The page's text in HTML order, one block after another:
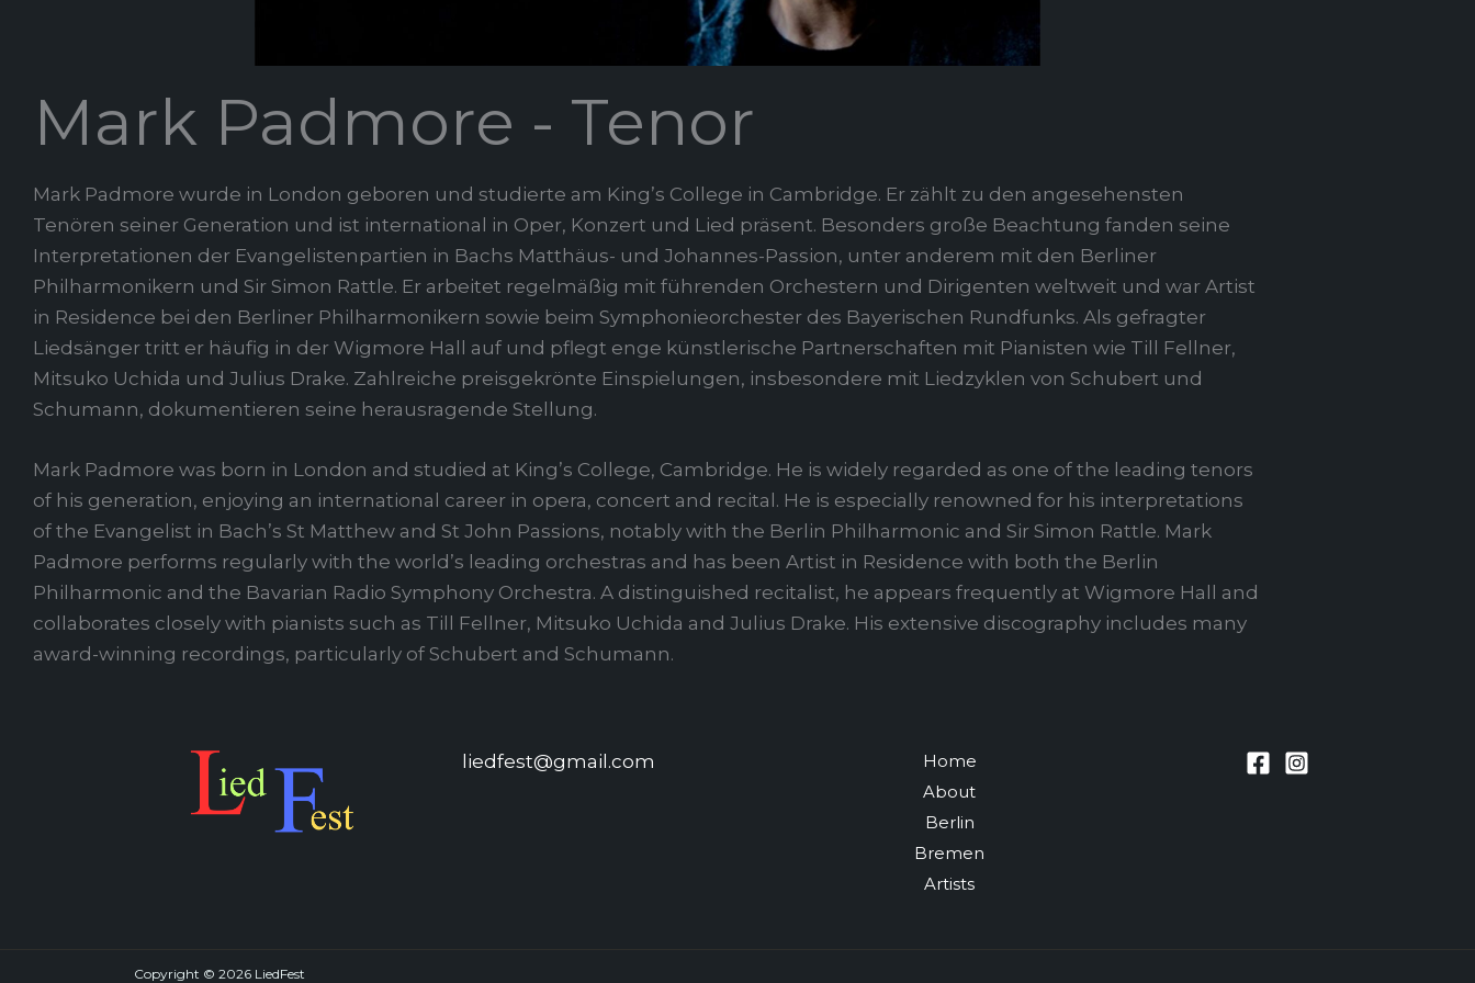
Mark Padmore - Tenor
Mark Padmore wurde in London geboren und studierte am King’s College in Cambridge. Er zählt zu den angesehensten
Tenören seiner Generation und ist international in Oper, Konzert und Lied präsent. Besonders große Beachtung fanden seine
Interpretationen der Evangelistenpartien in Bachs Matthäus- und Johannes-Passion, unter anderem mit den Berliner
Philharmonikern und Sir Simon Rattle. Er arbeitet regelmäßig mit führenden Orchestern und Dirigenten weltweit und war Artist
in Residence bei den Berliner Philharmonikern sowie beim Symphonieorchester des Bayerischen Rundfunks. Als gefragter
Liedsänger tritt er häufig in der Wigmore Hall auf und pflegt enge künstlerische Partnerschaften mit Pianisten wie Till Fellner,
Mitsuko Uchida und Julius Drake. Zahlreiche preisgekrönte Einspielungen, insbesondere mit Liedzyklen von Schubert und
Schumann, dokumentieren seine herausragende Stellung.
Mark Padmore was born in London and studied at King’s College, Cambridge. He is widely regarded as one of the leading tenors
of his generation, enjoying an international career in opera, concert and recital. He is especially renowned for his interpretations
of the Evangelist in Bach’s St Matthew and St John Passions, notably with the Berlin Philharmonic and Sir Simon Rattle. Mark
Padmore performs regularly with the world’s leading orchestras and has been Artist in Residence with both the Berlin
Philharmonic and the Bavarian Radio Symphony Orchestra. A distinguished recitalist, he appears frequently at Wigmore Hall and
collaborates closely with pianists such as Till Fellner, Mitsuko Uchida and Julius Drake. His extensive discography includes many
award-winning recordings, particularly of Schubert and Schumann.
liedfest@gmail.com
Home
About
Berlin
Bremen
Artists
Copyright © 2026 LiedFest